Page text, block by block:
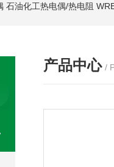
石油化工热电偶/热电阻
产品中心 /